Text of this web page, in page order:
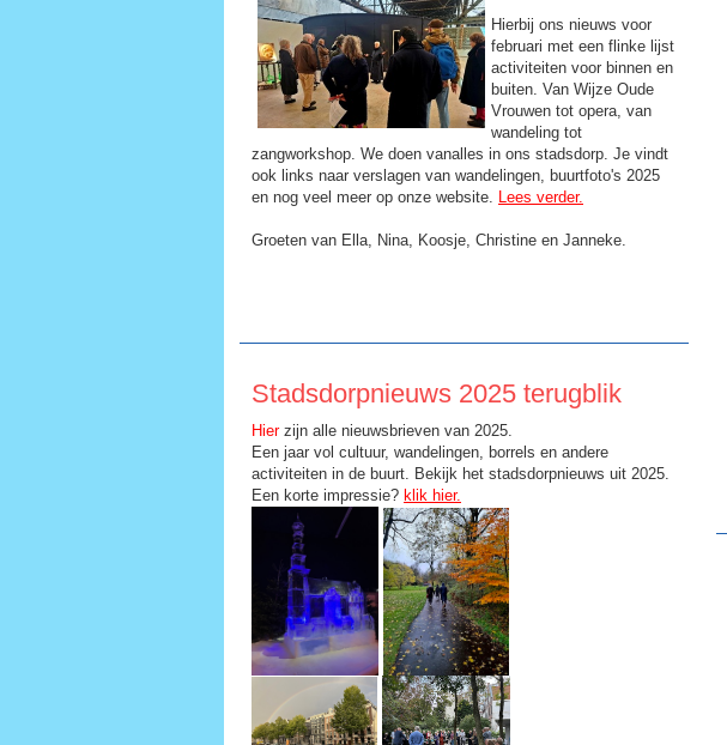
Hierbij ons nieuws voor
februari met een flinke lijst
activiteiten voor binnen en
buiten. Van Wijze Oude
Vrouwen tot opera, van
wandeling tot
zangworkshop. We doen vanalles in ons stadsdorp. Je vindt
ook links naar verslagen van wandelingen, buurtfoto's 2025
en nog veel meer op onze website. Lees verder.
Groeten van Ella, Nina, Koosje, Christine en Janneke.
Stadsdorpnieuws 2025 terugblik
Hierzijn alle nieuwsbrieven van 2025.
Een jaar vol cultuur, wandelingen, borrels en andere
activiteiten in de buurt. Bekijk het stadsdorpnieuws uit 2025.
Een korte impressie? klik hier.